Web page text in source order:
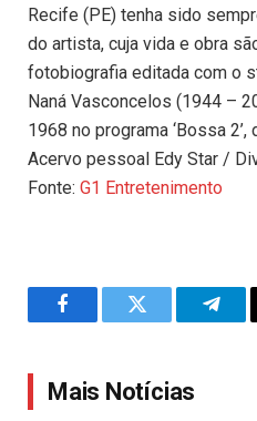
Recife (PE) tenha sido
do artista, cuja vida e obra
fotobiografia editada com o
Naná Vasconcelos (1944 –
1968 no programa ‘Bossa 2’,
Acervo pessoal Edy Star /
Fonte: G1 Entretenimento
FacebookTwitter
Mais Notícias